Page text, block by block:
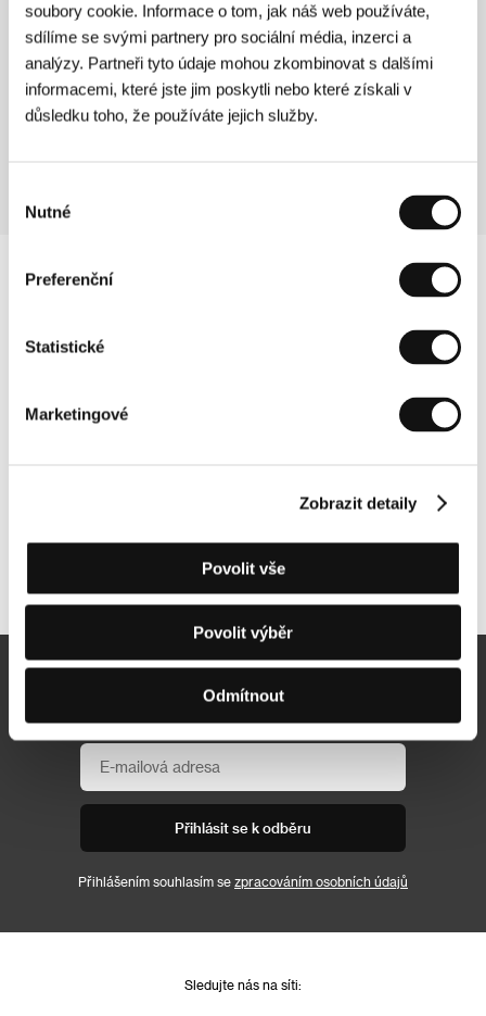
soubory cookie. Informace o tom, jak náš web používáte,
sdílíme se svými partnery pro sociální média, inzerci a
analýzy. Partneři tyto údaje mohou zkombinovat s dalšími
informacemi, které jste jim poskytli nebo které získali v
důsledku toho, že používáte jejich služby.
souhlasu
Nutné
Preferenční
Statistické
Marketingové
Zobrazit detaily
Povolit vše
Povolit výběr
Odmítnout
Režie: John Huston / USA, 1967, 108 min
Poklad na Sierra Madre
(The Treasure of the Sierra Madre)
Další partneři
Newsletter
Přihlásit se k odběru
Přihlášením souhlasím se zpracováním osobních údajů
Sledujte nás na síti: